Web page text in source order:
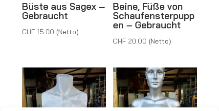
:Büste aus Sagex –
Gebraucht
CHF15.00 (Netto)
Beine, Füße von
Schaufensterpupp
en – Gebraucht
CHF 20.00 (Netto)